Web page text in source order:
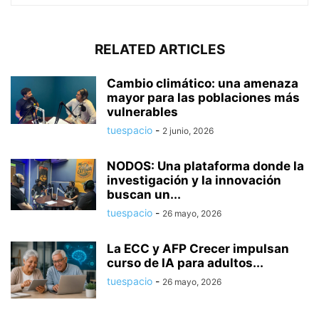
RELATED ARTICLES
Cambio climático: una amenaza
mayor para las poblaciones más
vulnerables
tuespacio - 2 junio, 2026
NODOS: Una plataforma donde la
investigación y la innovación
buscan un...
tuespacio - 26 mayo, 2026
La ECC y AFP Crecer impulsan
curso de IA para adultos...
tuespacio - 26 mayo, 2026